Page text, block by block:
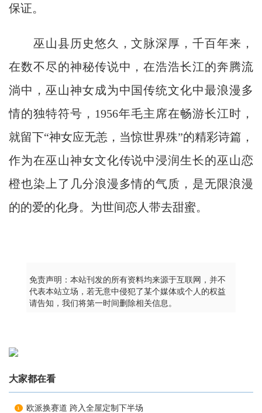
保证。
巫山县历史悠久，文脉深厚，千百年来，
在数不尽的神秘传说中，在浩浩长江的奔腾流
淌中，巫山神女成为中国传统文化中最浪漫多
情的独特符号，1956年毛主席在畅游长江时，
就留下“神女应无恙，当惊世界殊”的精彩诗篇，
作为在巫山神女文化传说中浸润生长的巫山恋
橙也染上了几分浪漫多情的气质，是无限浪漫
的的爱的化身。为世间恋人带去甜蜜。
免责声明：本站刊发的所有资料均来源于互联网，并不
代表本站立场，若无意中侵犯了某个媒体或个人的权益
请告知，我们将第一时间删除相关信息。
大家都在看
欧派换赛道 跨入全屋定制下半场